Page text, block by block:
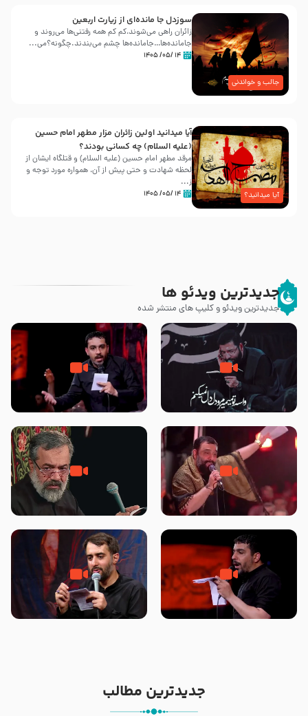
جالب و خواندنی
سوزدل جا مانده‌ای از زیارت اربعین
زائران راهی می‌شوند،کم‌ کم همه رفتنی‌ها می‌روند و
جامانده‌ها…جامانده‌ها چشم می‌بندند.چگونه؟می‌...
۱۴ /۰۵/ ۱۴۰۵
آیا میدانید؟
آیا میدانید اولین زائران مزار مطهر امام حسین
(علیه السلام) چه کسانی بودند؟
مرقد مطهر امام حسین (علیه السلام) و قتلگاه ایشان از
لحظه شهادت و حتی پیش از آن، همواره مورد توجه و
ز...
۱۴ /۰۵/ ۱۴۰۵
جدیدترین ویدئو ها
جدیدترین ویدئو و کلیپ های منتشر شده
مصداق کربلا – حاج حسین سیب
سرخی
شور ، حسینا! به‌ حق زهرا «أُنْظُرْ
إِلَینا» – عزاداری شب هفتم ماه
جانا جانا ابی عبدالله – کربلایی جواد
مقدم – شب هشتم محرم 1448 –
مادر منم مثل تو خمیدم – حاج
محمود کریمی – شهادت حضرت
هیئت رایة العباس علیه السلام
تک ، عبّاس، صاحب دل‌هاست –
حاج حنیف طاهری – عزاداری شب
من غلام نوکراتم من عاشق کربلاتم
– شور زمینه – شب هفتم – محرم
جدیدترین مطالب